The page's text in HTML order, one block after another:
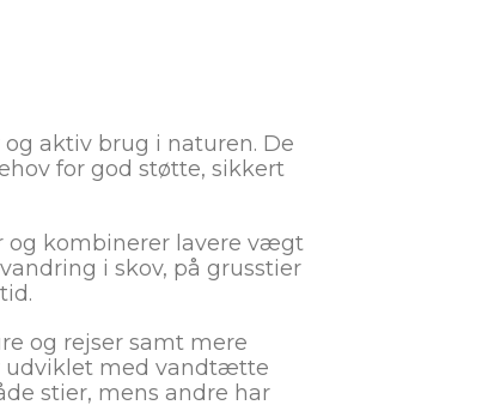
aktiv brug i naturen. De
for god støtte, sikkert
og kombinerer lavere vægt
i skov, på grusstier
og rejser samt mere
udviklet med vandtætte
stier, mens andre har